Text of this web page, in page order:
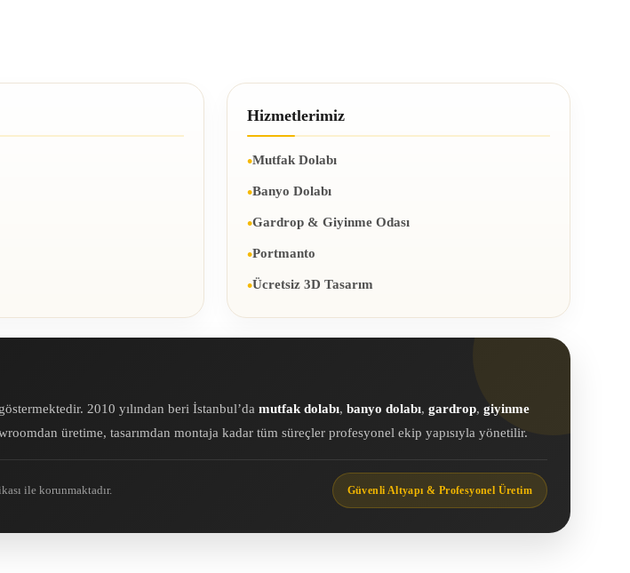
Hizmetlerimiz
Mutfak Dolabı
Banyo Dolabı
Gardrop & Giyinme Odası
Portmanto
Ücretsiz 3D Tasarım
2010 yılından beri İstanbul’da mutfak dolabı, banyo dolabı, gardrop, giyinme
üretime, tasarımdan montaja kadar tüm süreçler profesyonel ekip yapısıyla yönetilir.
ile korunmaktadır. Güvenli Altyapı & Profesyonel Üretim